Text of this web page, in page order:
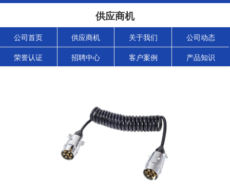
供应商机
公司首页 供应商机 关于我们 公司动态
荣誉认证 招聘中心 客户案例 产品知识